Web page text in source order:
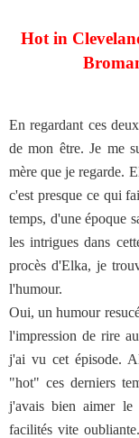
Hot in
En regardant ces
de mon être. Je me
mère que je regarde.
c'est presque ce qui
temps, d'une époque
les intrigues dans
procès d'Elka, je
l'humour.
Oui, un humour
l'impression de rire
j'ai vu cet épisode.
"hot" ces derniers
j'avais bien aimer le
facilités vite